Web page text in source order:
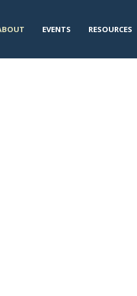
EVENTS RESOURCES